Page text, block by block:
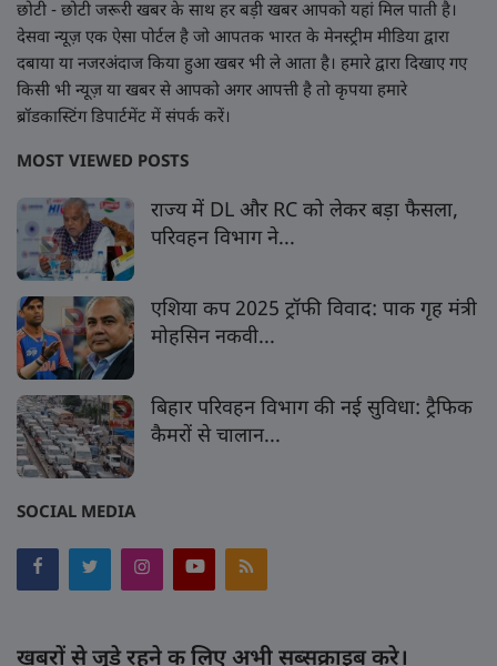
छोटी - छोटी जरूरी खबर के साथ हर बड़ी खबर आपको यहां मिल पाती है।
देसवा न्यूज़ एक ऐसा पोर्टल है जो आपतक भारत के मेनस्ट्रीम मीडिया द्वारा
दबाया या नजरअंदाज किया हुआ खबर भी ले आता है। हमारे द्वारा दिखाए गए
किसी भी न्यूज़ या खबर से आपको अगर आपत्ती है तो कृपया हमारे
ब्रॉडकास्टिंग डिपार्टमेंट में संपर्क करें।
MOST VIEWED POSTS
राज्य में DL और RC को लेकर बड़ा फैसला,
परिवहन विभाग ने...
एशिया कप 2025 ट्रॉफी विवाद: पाक गृह मंत्री
मोहसिन नकवी...
बिहार परिवहन विभाग की नई सुविधा: ट्रैफिक
कैमरों से चालान...
SOCIAL MEDIA
खबरों से जुड़े रहने क लिए अभी सब्सक्राइब करे।